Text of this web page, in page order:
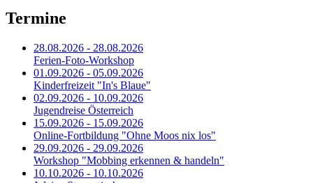
Termine
28.08.2026 - 28.08.2026
Ferien-Foto-Workshop
01.09.2026 - 05.09.2026
Kinderfreizeit "In's Blaue"
02.09.2026 - 10.09.2026
Jugendreise Österreich
15.09.2026 - 15.09.2026
Online-Fortbildung "Ohne Moos nix los"
29.09.2026 - 29.09.2026
Workshop "Mobbing erkennen & handeln"
10.10.2026 - 10.10.2026